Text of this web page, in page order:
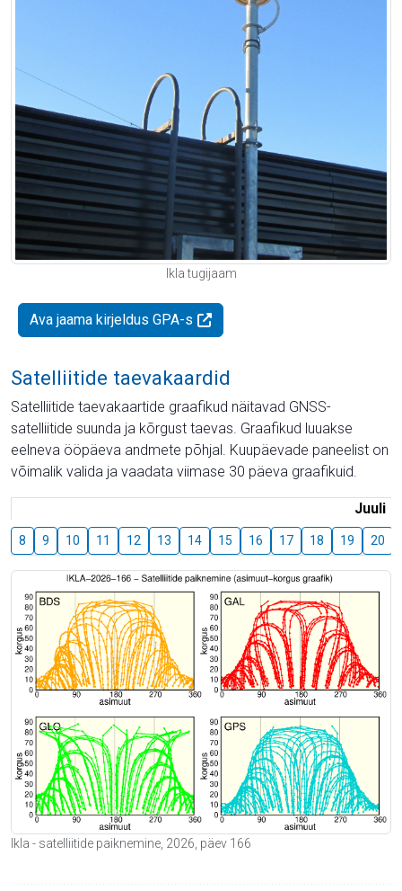
Ikla tugijaam
Ava jaama kirjeldus GPA-s
Satelliitide taevakaardid
Satelliitide taevakaartide graafikud näitavad GNSS-
satelliitide suunda ja kõrgust taevas. Graafikud luuakse
eelneva ööpäeva andmete põhjal. Kuupäevade paneelist on
võimalik valida ja vaadata viimase 30 päeva graafikuid.
Juuli
8 9 10 11 12 13 14 15 16 17 18 19 20
Ikla - satelliitide paiknemine, 2026, päev 166